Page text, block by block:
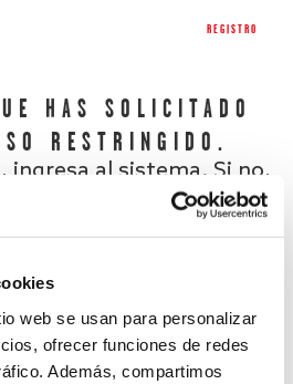
web se usan para personalizar
ofrecer funciones de redes
Además, compartimos
REGISTRO
HAS SOLICITADO
RESTRINGIDO.
ingresa al sistema. Si no,